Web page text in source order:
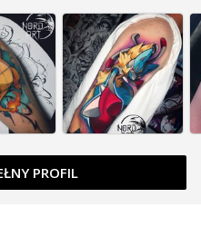
PROFIL